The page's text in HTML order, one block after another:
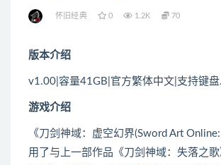
怀旧经典 0 1.2K 70
版本介绍
v1.00|容量41GB|官方繁体中文|支持键
游戏介绍
《刀剑神域：虚空幻界(Sword Art
用了与上一部作品《刀剑神域：失落之